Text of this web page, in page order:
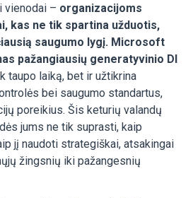
vienodai – organizacijoms
kas ne tik spartina užduotis,
saugumo lygį. Microsoft
pažangiausių generatyvinio DI
taupo laiką, bet ir užtikrina
bei saugumo standartus,
poreikius. Šis keturių valandų
jums ne tik suprasti, kaip
jį naudoti strategiškai, atsakingai
žingsnių iki pažangesnių